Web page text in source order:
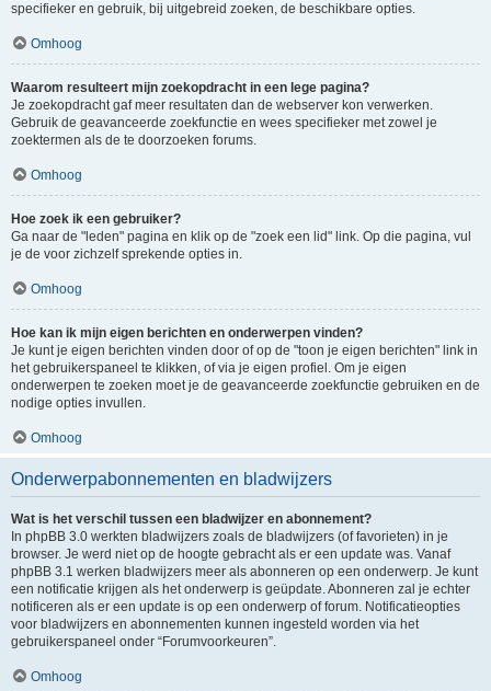
specifieker en gebruik, bij uitgebreid zoeken, de beschikbare opties.
Omhoog
Waarom resulteert mijn zoekopdracht in een lege pagina?
Je zoekopdracht gaf meer resultaten dan de webserver kon verwerken.
Gebruik de geavanceerde zoekfunctie en wees specifieker met zowel je
zoektermen als de te doorzoeken forums.
Omhoog
Hoe zoek ik een gebruiker?
Ga naar de "leden" pagina en klik op de "zoek een lid" link. Op die pagina, vul
je de voor zichzelf sprekende opties in.
Omhoog
Hoe kan ik mijn eigen berichten en onderwerpen vinden?
Je kunt je eigen berichten vinden door of op de "toon je eigen berichten" link in
het gebruikerspaneel te klikken, of via je eigen profiel. Om je eigen
onderwerpen te zoeken moet je de geavanceerde zoekfunctie gebruiken en de
nodige opties invullen.
Omhoog
Onderwerpabonnementen en bladwijzers
Wat is het verschil tussen een bladwijzer en abonnement?
In phpBB 3.0 werkten bladwijzers zoals de bladwijzers (of favorieten) in je
browser. Je werd niet op de hoogte gebracht als er een update was. Vanaf
phpBB 3.1 werken bladwijzers meer als abonneren op een onderwerp. Je kunt
een notificatie krijgen als het onderwerp is geüpdate. Abonneren zal je echter
notificeren als er een update is op een onderwerp of forum. Notificatieopties
voor bladwijzers en abonnementen kunnen ingesteld worden via het
gebruikerspaneel onder “Forumvoorkeuren”.
Omhoog